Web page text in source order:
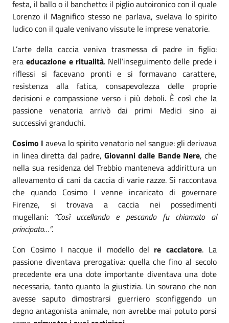
festa, il ballo o il banchetto: il piglio autoironico con il quale
Lorenzo il Magnifico stesso ne parlava, svelava lo spirito
ludico con il quale venivano vissute le imprese venatorie.
L’arte della caccia veniva trasmessa di padre in figlio:
eraeducazione e ritualità. Nell’inseguimento delle prede i
riflessi si facevano pronti e si formavano carattere,
resistenza alla fatica, consapevolezza delle proprie
decisioni e compassione verso i più deboli. È così che la
passione venatoria arrivò dai primi Medici sino ai
successivi granduchi.
Cosimo I aveva lo spirito venatorio nel sangue: gli derivava
in linea diretta dal padre,Giovanni dalle Bande Nere, che
nella sua residenza del Trebbio manteneva addirittura un
allevamento di cani da caccia di varie razze. Si raccontava
che quando Cosimo I venne incaricato di governare
Firenze, si trovava a caccia nei possedimenti
mugellani: “Così uccellando e pescando fu chiamato al
principato…”.
Con Cosimo I nacque il modello del re cacciatore. La
passione diventava prerogativa: quella che fino al secolo
precedente era una dote importante diventava una dote
necessaria, tanto quanto la giustizia. Un sovrano che non
avesse saputo dimostrarsi guerriero sconfiggendo un
degno antagonista animale, non avrebbe mai potuto porsi